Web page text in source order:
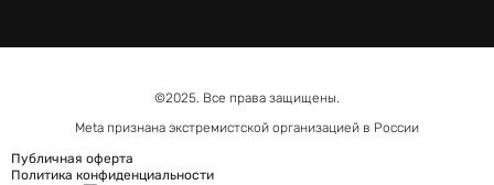
©2025. Все права защищены.
Meta признана экстремистcкой организацией в России
Публичная оферта
Политика конфиденциальности